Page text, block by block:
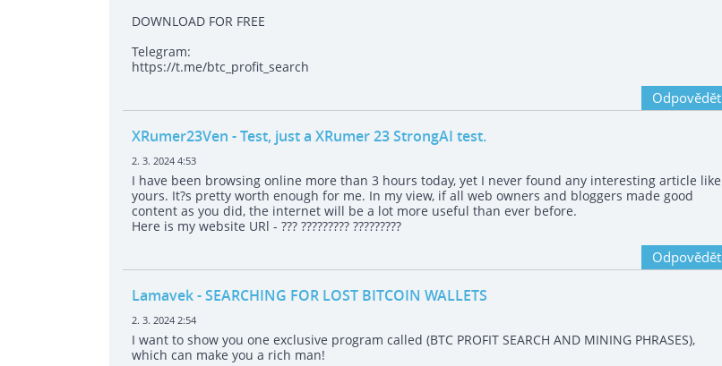
DOWNLOAD FOR FREE
Telegram:
https://t.me/btc_profit_search
Odpovědět
XRumer23Ven - Test, just a XRumer 23 StrongAI test.
2. 3. 2024 4:53
I have been browsing online more than 3 hours today, yet I never found any interesting article like
yours. It?s pretty worth enough for me. In my view, if all web owners and bloggers made good
content as you did, the internet will be a lot more useful than ever before.
Here is my website URl - ??? ????????? ?????????
Odpovědět
Lamavek- SEARCHING FOR LOST BITCOIN WALLETS
2. 3. 2024 2:54
I want to show you one exclusive program called (BTC PROFIT SEARCH AND MINING PHRASES),
which can make you a rich man!